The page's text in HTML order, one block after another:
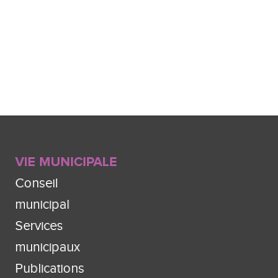
VIE MUNICIPALE
Conseil
municipal
Services
municipaux
Publications